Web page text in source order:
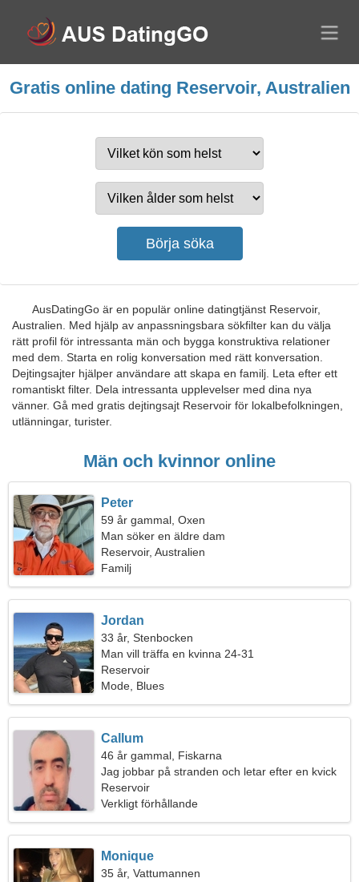
Gratis online dating Reservoir, Australien
AusDatingGo är en populär online datingtjänst Reservoir,
Australien. Med hjälp av anpassningsbara sökfilter kan du välja
rätt profil för intressanta män och bygga konstruktiva relationer
med dem. Starta en rolig konversation med rätt konversation.
Dejtingsajter hjälper användare att skapa en familj. Leta efter ett
romantiskt filter. Dela intressanta upplevelser med dina nya
vänner. Gå med gratis dejtingsajt Reservoir för lokalbefolkningen,
utlänningar, turister.
Män och kvinnor online
Peter
59 år gammal, Oxen
Man söker en äldre dam
Reservoir, Australien
Familj
Jordan
33 år, Stenbocken
Man vill träffa en kvinna 24-31
Reservoir
Mode, Blues
Callum
46 år gammal, Fiskarna
Jag jobbar på stranden och letar efter en kvick
kvinna
Reservoir
Verkligt förhållande
Monique
35 år, Vattumannen